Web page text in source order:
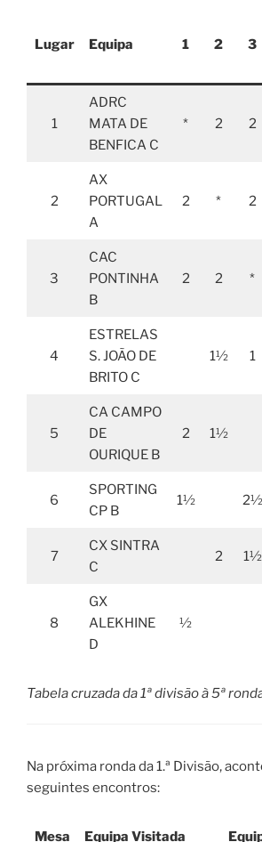
Lugar Equipa 1 2 3
1
ADRC
MATA DE
BENFICA C
* 2 2
2
AX
PORTUGAL
A
2 * 2
3
CAC
PONTINHA
B
2 2 *
4
ESTRELAS
S. JOÃO DE
BRITO C
1½ 1
5
CA CAMPO
DE
OURIQUE B
2 1½
6
SPORTING
CP B
1½ 2½
7
CX SINTRA
C
2 1½
8
GX
ALEKHINE
D
½
Tabela cruzada da 1ª divisão à 5ª
Na próxima ronda da 1.ª Divisão,
seguintes encontros:
Mesa Equipa Visitada